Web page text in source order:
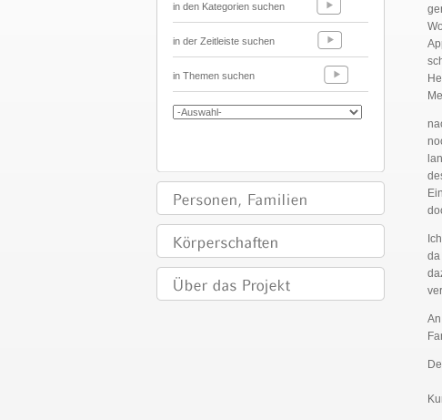
in den Kategorien suchen
in der Zeitleiste suchen
in Themen suchen
da